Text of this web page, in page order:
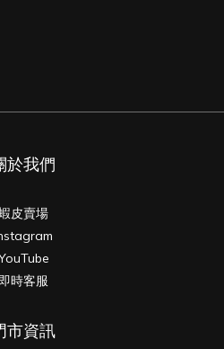
於我們
皮賣場
即時客服
市資訊